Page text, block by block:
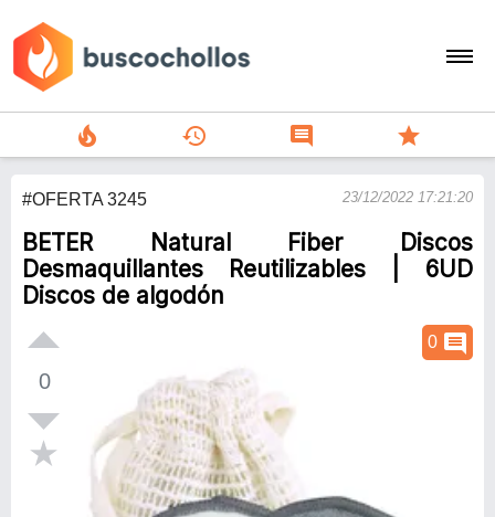
search
person
add
Menu
local_fire_department history comment star
#OFERTA 3245 23/12/2022 17:21:20
BETER Natural Fiber Discos
Desmaquillantes Reutilizables | 6UD
Discos de algodón
0
0 comment